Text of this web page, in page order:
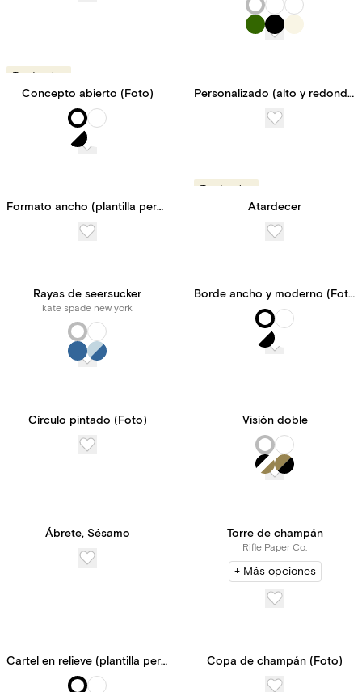
Tendencias
Concepto abierto (Foto) Personalizado (alto y redondeado)
Formato ancho (plantilla personalizable)
Tendencias
Atardecer
Rayas de seersucker
kate spade new york
Borde ancho y moderno (Foto)
Círculo pintado (Foto) Visión doble
Ábrete, Sésamo Torre de champán
Rifle Paper Co.
+ Más opciones
Cartel en relieve (plantilla personalizable) Copa de champán (Foto)